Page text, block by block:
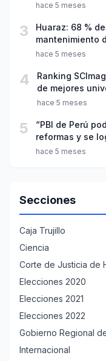
hace 5 meses
3
Huaraz: 68 %
mantenimiento
año escolar 2026
hace 5 meses
4
Ranking
de mejores
hace 5 meses
5
“PBI de Perú
reformas y se
hace 5 meses
Secciones
Caja Trujillo
Ciencia
Corte de Justicia de
Elecciones 2020
Elecciones 2021
Elecciones 2022
Gobierno Regional
Internacional